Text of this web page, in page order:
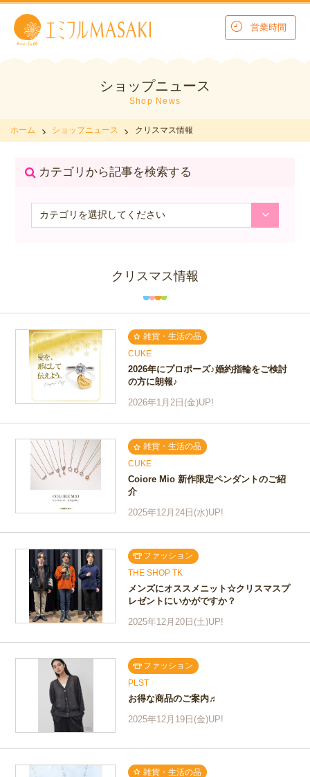
営業時間
ショップニュース
Shop News
ホーム ショップニュース クリスマス情報
カテゴリから記事を検索する
クリスマス情報
雑貨・生活の品
CUKE
2026年にプロポーズ♪婚約指輪をご検討
の方に朗報♪
2026年1月2日(金)UP!
雑貨・生活の品
CUKE
Coiore Mio 新作限定ペンダントのご紹
介
2025年12月24日(水)UP!
ファッション
THE SHOP TK
メンズにオススメニット☆クリスマスプ
レゼントにいかがですか？
2025年12月20日(土)UP!
ファッション
PLST
お得な商品のご案内♬
2025年12月19日(金)UP!
雑貨・生活の品